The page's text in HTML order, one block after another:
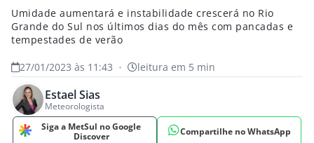
Umidade aumentará e instabilidade crescerá no Rio
Grande do Sul nos últimos dias do mês com pancadas e
tempestades de verão
27/01/2023 às 11:43 • leitura em 5 min
Estael Sias
Meteorologista
Siga a MetSul no Google
Discover
Compartilhe no WhatsApp